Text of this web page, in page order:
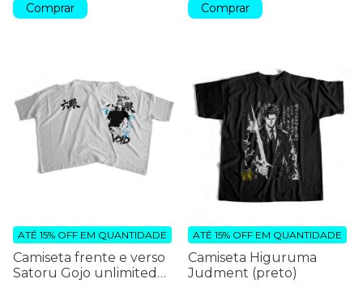
Comprar Comprar
Camiseta frente e verso
Satoru Gojo unlimited
ATÉ 15% OFF EM QUANTIDADE
Camiseta Higuruma
Judment (preto)
ATÉ 15% OFF EM QUANTIDADE